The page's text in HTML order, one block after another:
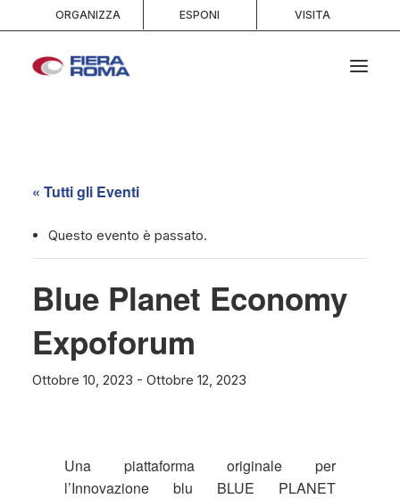
ORGANIZZA ESPONI VISITA
SPAZI
SERVIZI
EVENTI E PORTFOLIO
MEDIA
« Tutti gli Eventi
Questo evento è passato.
Blue Planet Economy
Expoforum
Ottobre 10, 2023 - Ottobre 12, 2023
Una piattaforma originale per
l’Innovazione blu BLUE PLANET